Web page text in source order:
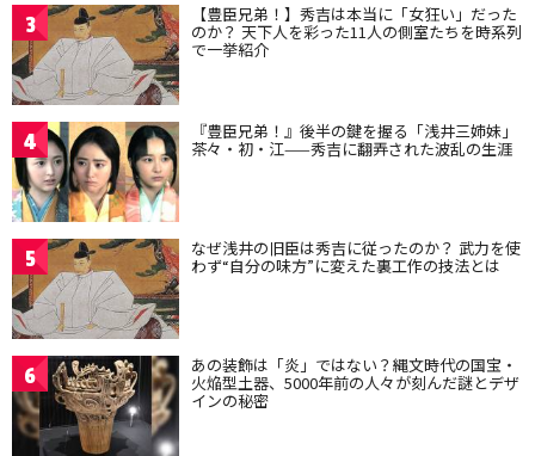
3 【豊臣兄弟！】秀吉は本当に「女狂い」だった
のか？ 天下人を彩った11人の側室たちを時系列
で一挙紹介
4 『豊臣兄弟！』後半の鍵を握る「浅井三姉妹」
茶々・初・江——秀吉に翻弄された波乱の生涯
5 なぜ浅井の旧臣は秀吉に従ったのか？ 武力を使
わず“自分の味方”に変えた裏工作の技法とは
6 あの装飾は「炎」ではない？縄文時代の国宝・
火焔型土器、5000年前の人々が刻んだ謎とデザ
インの秘密